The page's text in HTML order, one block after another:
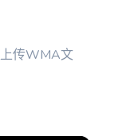
传WMA文